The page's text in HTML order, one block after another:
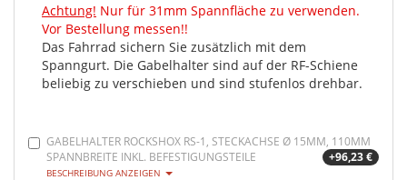
Achtung! Nur für 31mm Spannfläche zu verwenden.
Vor Bestellung messen!!
Das Fahrrad sichern Sie zusätzlich mit dem
Spanngurt. Die Gabelhalter sind auf der RF-Schiene
beliebig zu verschieben und sind stufenlos drehbar.
GABELHALTER ROCKSHOX RS-1, STECKACHSE Ø 15MM, 110MM
SPANNBREITE INKL. BEFESTIGUNGSTEILE
+96,23 €
BESCHREIBUNG ANZEIGEN